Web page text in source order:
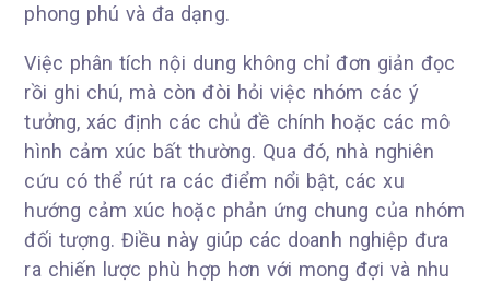
phong phú và đa dạng.
Việc phân tích nội dung không chỉ đơn giản đọc
rồi ghi chú, mà còn đòi hỏi việc nhóm các ý
tưởng, xác định các chủ đề chính hoặc các mô
hình cảm xúc bất thường. Qua đó, nhà nghiên
cứu có thể rút ra các điểm nổi bật, các xu
hướng cảm xúc hoặc phản ứng chung của nhóm
đối tượng. Điều này giúp các doanh nghiệp đưa
ra chiến lược phù hợp hơn với mong đợi và nhu